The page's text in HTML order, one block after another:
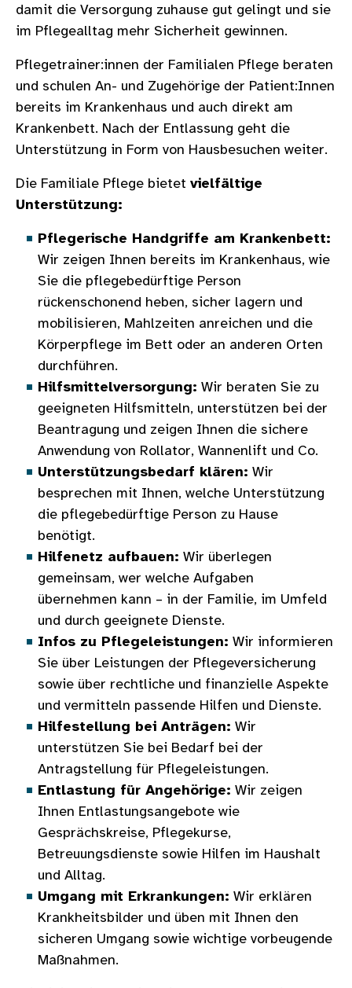
damit die Versorgung zuhause gut gelingt und sie
im Pflegealltag mehr Sicherheit gewinnen.
Pflegetrainer:innen der Familialen Pflege beraten
und schulen An- und Zugehörige der Patient:Innen
bereits im Krankenhaus und auch direkt am
Krankenbett. Nach der Entlassung geht die
Unterstützung in Form von Hausbesuchen weiter.
Die Familiale Pflege bietet vielfältige
Unterstützung:
Pflegerische Handgriffe am Krankenbett:
Wir zeigen Ihnen bereits im Krankenhaus, wie
Sie die pflegebedürftige Person
rückenschonend heben, sicher lagern und
mobilisieren, Mahlzeiten anreichen und die
Körperpflege im Bett oder an anderen Orten
durchführen.
Hilfsmittelversorgung: Wir beraten Sie zu
geeigneten Hilfsmitteln, unterstützen bei der
Beantragung und zeigen Ihnen die sichere
Anwendung von Rollator, Wannenlift und Co.
Unterstützungsbedarf klären: Wir
besprechen mit Ihnen, welche Unterstützung
die pflegebedürftige Person zu Hause
benötigt.
Hilfenetz aufbauen: Wir überlegen
gemeinsam, wer welche Aufgaben
übernehmen kann – in der Familie, im Umfeld
und durch geeignete Dienste.
Infos zu Pflegeleistungen: Wir informieren
Sie über Leistungen der Pflegeversicherung
sowie über rechtliche und finanzielle Aspekte
und vermitteln passende Hilfen und Dienste.
Hilfestellung bei Anträgen: Wir
unterstützen Sie bei Bedarf bei der
Antragstellung für Pflegeleistungen.
Entlastung für Angehörige: Wir zeigen
Ihnen Entlastungsangebote wie
Gesprächskreise, Pflegekurse,
Betreuungsdienste sowie Hilfen im Haushalt
und Alltag.
Umgang mit Erkrankungen: Wir erklären
Krankheitsbilder und üben mit Ihnen den
sicheren Umgang sowie wichtige vorbeugende
Maßnahmen.